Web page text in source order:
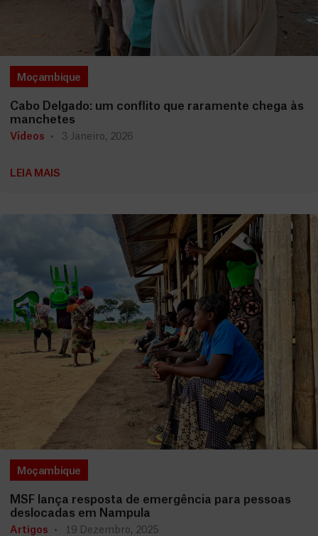
Moçambique
Cabo Delgado: um conflito que raramente chega às
manchetes
Vídeos 3 Janeiro, 2026
LEIA MAIS
Moçambique
MSF lança resposta de emergência para pessoas
deslocadas em Nampula
Artigos 19 Dezembro, 2025